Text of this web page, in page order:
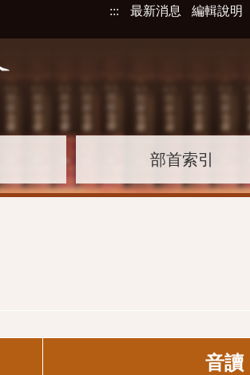
::: 最新消息 編輯說明
部首索引
音讀